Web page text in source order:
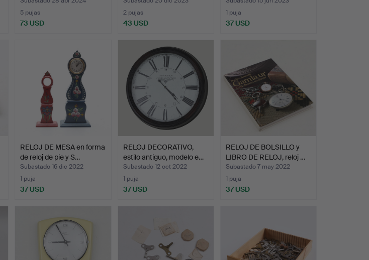
5 pujas
73 USD
2 pujas
43 USD
1 puja
37 USD
RELOJ DE MESA en forma
de reloj de pie y S…
Subastado 16 dic 2022
1 puja
37 USD
RELOJ DECORATIVO,
estilo antiguo, modelo e…
Subastado 12 oct 2022
1 puja
37 USD
RELOJ DE BOLSILLO y
LIBRO DE RELOJ, reloj …
Subastado 7 may 2022
1 puja
37 USD